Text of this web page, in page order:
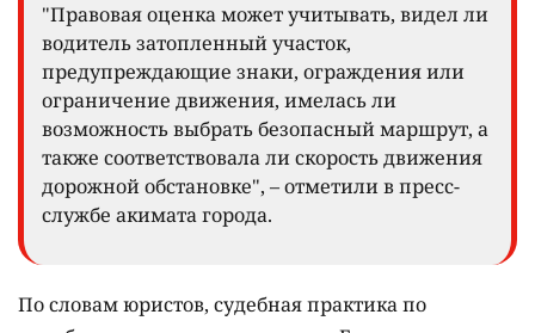
"Правовая оценка может учитывать, видел ли
водитель затопленный участок,
предупреждающие знаки, ограждения или
ограничение движения, имелась ли
возможность выбрать безопасный маршрут, а
также соответствовала ли скорость движения
дорожной обстановке", – отметили в пресс-
службе акимата города.
По словам юристов, судебная практика по